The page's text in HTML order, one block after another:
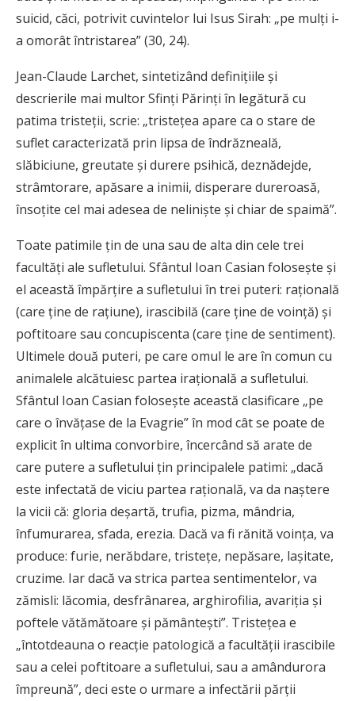
suicid, căci, potrivit cuvintelor lui Isus Sirah: „pe mulţi i-
a omorât întristarea” (30, 24).
Jean-Claude Larchet, sintetizând definiţiile şi
descrierile mai multor Sfinţi Părinţi în legătură cu
patima tristeţii, scrie: „tristeţea apare ca o stare de
suflet caracterizată prin lipsa de îndrăzneală,
slăbiciune, greutate şi durere psihică, deznădejde,
strâmtorare, apăsare a inimii, disperare dureroasă,
însoţite cel mai adesea de nelinişte şi chiar de spaimă”.
Toate patimile ţin de una sau de alta din cele trei
facultăţi ale sufletului. Sfântul Ioan Casian foloseşte şi
el această împărţire a sufletului în trei puteri: raţională
(care ţine de raţiune), irascibilă (care ţine de voinţă) şi
poftitoare sau concupiscenta (care ţine de sentiment).
Ultimele două puteri, pe care omul le are în comun cu
animalele alcătuiesc partea iraţională a sufletului.
Sfântul Ioan Casian foloseşte această clasificare „pe
care o învăţase de la Evagrie” în mod cât se poate de
explicit în ultima convorbire, încercând să arate de
care putere a sufletului ţin principalele patimi: „dacă
este infectată de viciu partea raţională, va da naştere
la vicii că: gloria deşartă, trufia, pizma, mândria,
înfumurarea, sfada, erezia. Dacă va fi rănită voinţa, va
produce: furie, nerăbdare, tristeţe, nepăsare, laşitate,
cruzime. Iar dacă va strica partea sentimentelor, va
zămisli: lăcomia, desfrânarea, arghirofilia, avariţia şi
poftele vătămătoare şi pământeşti”. Tristeţea e
„întotdeauna o reacţie patologică a facultăţii irascibile
sau a celei poftitoare a sufletului, sau a amândurora
împreună”, deci este o urmare a infectării părţii